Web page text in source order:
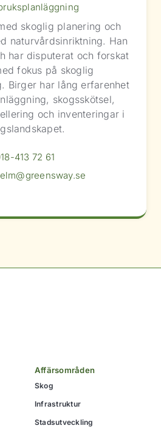
skoglig planering och
naturvårdsinriktning. Han
har disputerat och forskat
fokus på skoglig
Birger har lång erfarenhet
skogsskötsel,
och inventeringar i
413 72 61
Affärsområden
Skog
Infrastruktur
Stadsutveckling